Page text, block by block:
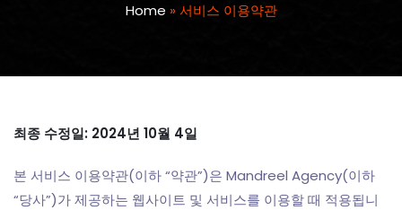
Home »서비스 이용약관
최종 수정일: 2024년 10월 4일
본 서비스 이용약관(이하 “약관”)은 Mandreel Agency(이하
“당사”)가 제공하는 웹사이트 및 서비스를 이용할 때 적용됩니